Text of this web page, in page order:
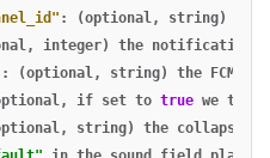
: (optional , string)
, integer) the notification
: (optional , string) the FCM
, if set to true we throw
, string) the collapse